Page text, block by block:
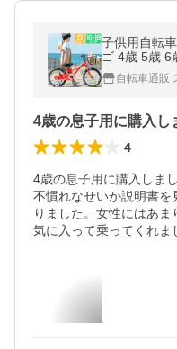
子供用自転
ゴ 4歳 5歳 6
子 幼児用 キ
自転車通販
4歳の息子用に購入
4
4歳の息子用に購入しま
不慣れなせいか説明書
りました。女性にはあま
気に入って乗ってくれま